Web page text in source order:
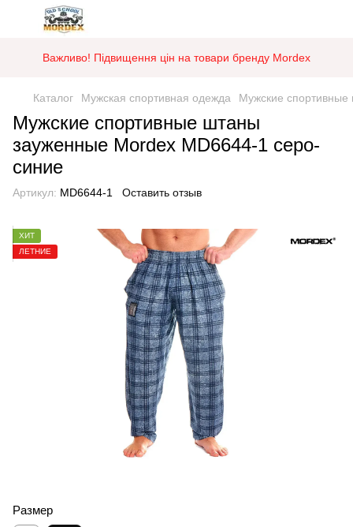
Важливо! Підвищення цін на товари бренду Mordex
Каталог Мужская спортивная одежда Мужские
Мужские спортивные штаны
зауженные Mordex MD6644-1 серо-
синие
Артикул: MD6644-1 Оставить отзыв
ХИТ
ЛЕТНИЕ
Размер